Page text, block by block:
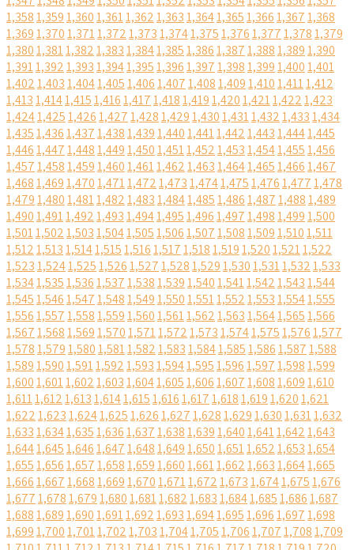
1,3581,3591,3601,3611,3621,3631,3641,3651,3661,3671,368
1,3691,3701,3711,3721,3731,3741,3751,3761,3771,3781,379
1,3801,3811,3821,3831,3841,3851,3861,3871,3881,3891,390
1,3911,3921,3931,3941,3951,3961,3971,3981,3991,4001,401
1,4021,4031,4041,4051,4061,4071,4081,4091,4101,4111,412
1,4131,4141,4151,4161,4171,4181,4191,4201,4211,4221,423
1,4241,4251,4261,4271,4281,4291,4301,4311,4321,4331,434
1,4351,4361,4371,4381,4391,4401,4411,4421,4431,4441,445
1,4461,4471,4481,4491,4501,4511,4521,4531,4541,4551,456
1,4571,4581,4591,4601,4611,4621,4631,4641,4651,4661,467
1,4681,4691,4701,4711,4721,4731,4741,4751,4761,4771,478
1,4791,4801,4811,4821,4831,4841,4851,4861,4871,4881,489
1,4901,4911,4921,4931,4941,4951,4961,4971,4981,4991,500
1,5011,5021,5031,5041,5051,5061,5071,5081,5091,5101,511
1,5121,5131,5141,5151,5161,5171,5181,5191,5201,5211,522
1,5231,5241,5251,5261,5271,5281,5291,5301,5311,5321,533
1,5341,5351,5361,5371,5381,5391,5401,5411,5421,5431,544
1,5451,5461,5471,5481,5491,5501,5511,5521,5531,5541,555
1,5561,5571,5581,5591,5601,5611,5621,5631,5641,5651,566
1,5671,5681,5691,5701,5711,5721,5731,5741,5751,5761,577
1,5781,5791,5801,5811,5821,5831,5841,5851,5861,5871,588
1,5891,5901,5911,5921,5931,5941,5951,5961,5971,5981,599
1,6001,6011,6021,6031,6041,6051,6061,6071,6081,6091,610
1,6111,6121,6131,6141,6151,6161,6171,6181,6191,6201,621
1,6221,6231,6241,6251,6261,6271,6281,6291,6301,6311,632
1,6331,6341,6351,6361,6371,6381,6391,6401,6411,6421,643
1,6441,6451,6461,6471,6481,6491,6501,6511,6521,6531,654
1,6551,6561,6571,6581,6591,6601,6611,6621,6631,6641,665
1,6661,6671,6681,6691,6701,6711,6721,6731,6741,6751,676
1,6771,6781,6791,6801,6811,6821,6831,6841,6851,6861,687
1,6881,6891,6901,6911,6921,6931,6941,6951,6961,6971,698
1,6991,7001,7011,7021,7031,7041,7051,7061,7071,7081,709